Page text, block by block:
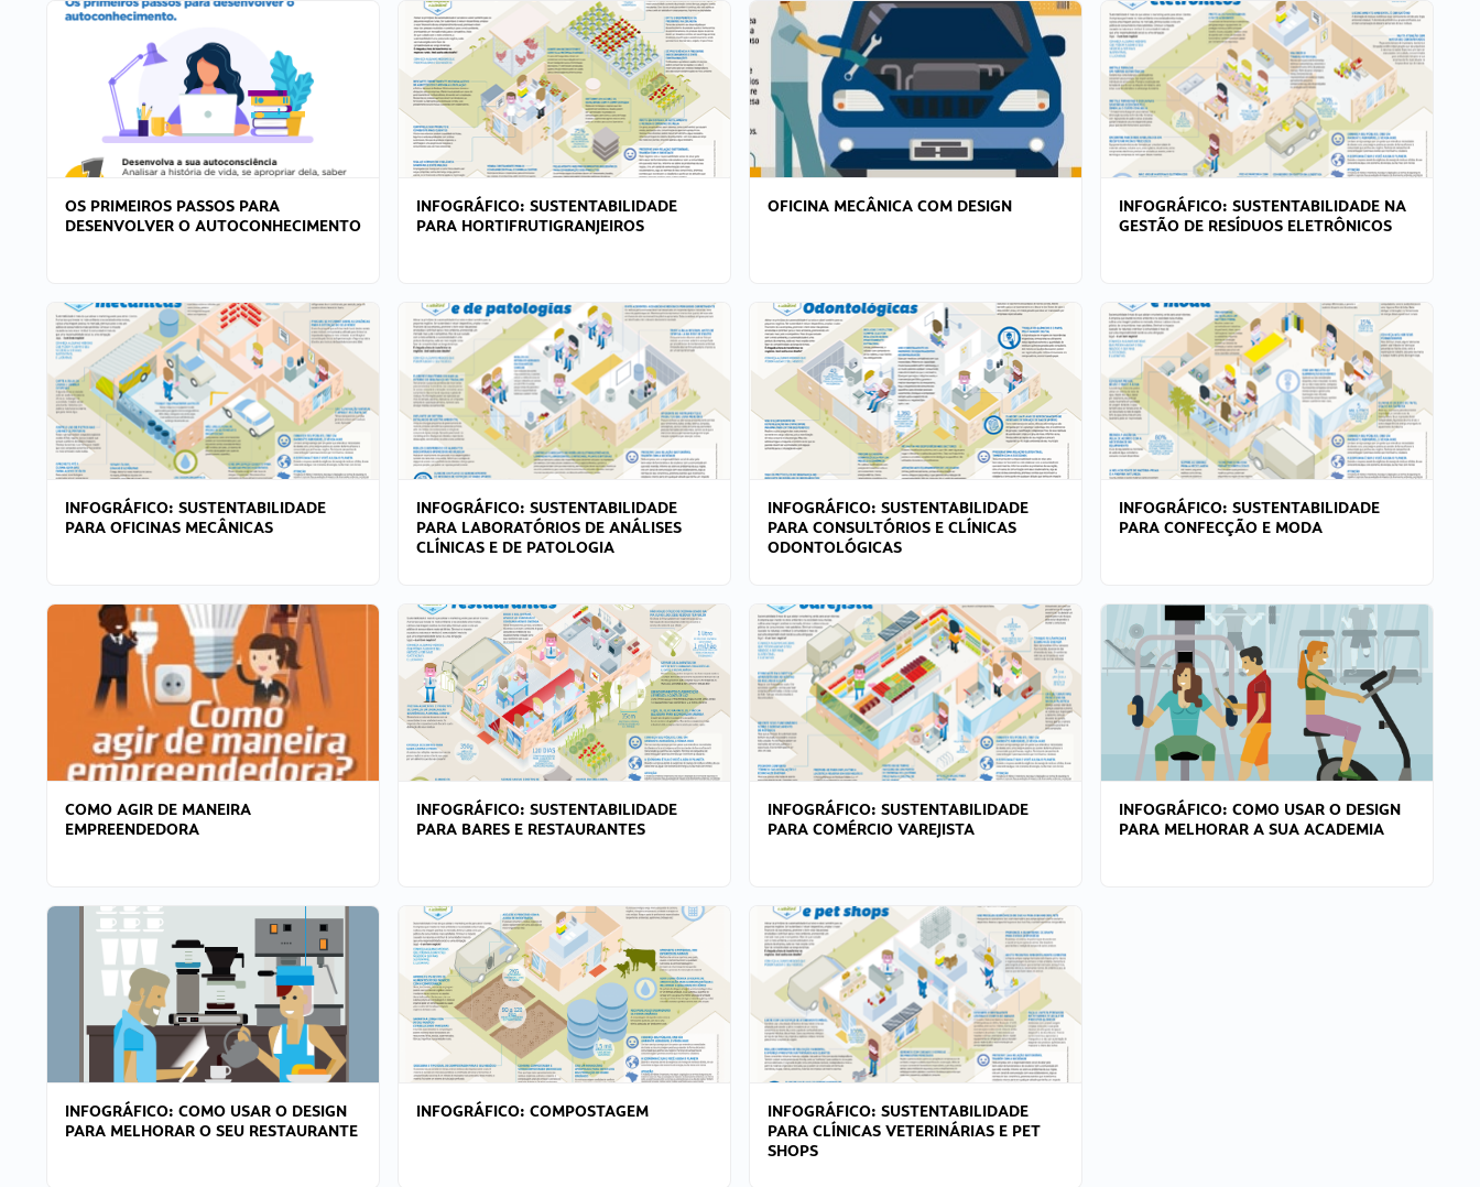
OS PRIMEIROS PASSOS PARA
DESENVOLVER O AUTOCONHECIMENTO
INFOGRÁFICO: SUSTENTABILIDADE
PARA HORTIFRUTIGRANJEIROS
OFICINA MECÂNICA COM DESIGN
INFOGRÁFICO: SUSTENTABILIDADE NA
GESTÃO DE RESÍDUOS ELETRÔNICOS
INFOGRÁFICO: SUSTENTABILIDADE
PARA OFICINAS MECÂNICAS
INFOGRÁFICO: SUSTENTABILIDADE
PARA LABORATÓRIOS DE ANÁLISES
CLÍNICAS E DE PATOLOGIA
INFOGRÁFICO: SUSTENTABILIDADE
PARA CONSULTÓRIOS E CLÍNICAS
ODONTOLÓGICAS
INFOGRÁFICO: SUSTENTABILIDADE
PARA CONFECÇÃO E MODA
COMO AGIR DE MANEIRA
EMPREENDEDORA
INFOGRÁFICO: SUSTENTABILIDADE
PARA BARES E RESTAURANTES
INFOGRÁFICO: SUSTENTABILIDADE
PARA COMÉRCIO VAREJISTA
INFOGRÁFICO: COMO USAR O DESIGN
PARA MELHORAR A SUA ACADEMIA
INFOGRÁFICO: COMO USAR O DESIGN
PARA MELHORAR O SEU RESTAURANTE
INFOGRÁFICO: COMPOSTAGEM
INFOGRÁFICO: SUSTENTABILIDADE
PARA CLÍNICAS VETERINÁRIAS E PET
SHOPS